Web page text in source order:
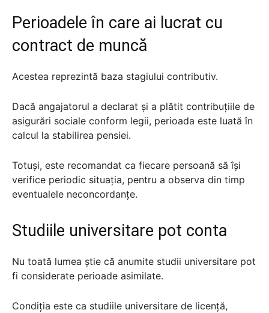
Perioadele în care ai lucrat cu
contract de muncă
Acestea reprezintă baza stagiului contributiv.
Dacă angajatorul a declarat și a plătit contribuțiile de
asigurări sociale conform legii, perioada este luată în
calcul la stabilirea pensiei.
Totuși, este recomandat ca fiecare persoană să își
verifice periodic situația, pentru a observa din timp
eventualele neconcordanțe.
Studiile universitare pot conta
Nu toată lumea știe că anumite studii universitare pot
fi considerate perioade asimilate.
Condiția este ca studiile universitare de licență,